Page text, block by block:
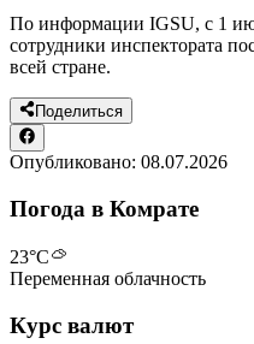
По информации IGSU, с 1
сотрудники инспектората
всей стране.
Поделиться
Опубликовано: 08.07.2026
Погода в Комрате
23°C
Переменная облачность
Курс валют